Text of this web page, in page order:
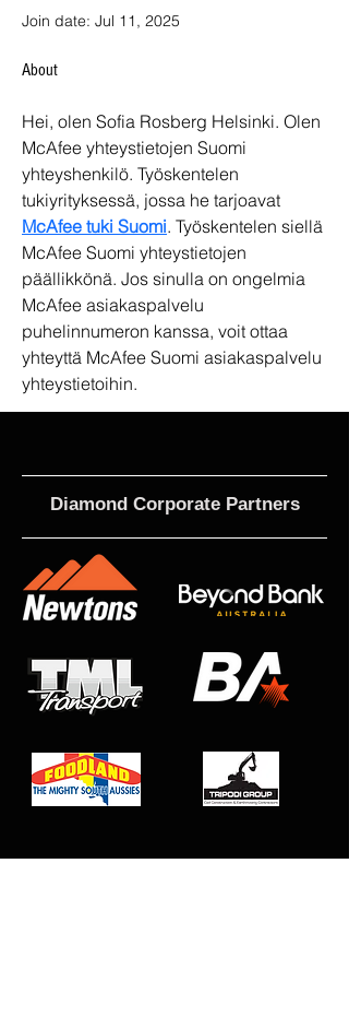
Join date: Jul 11, 2025
About
Hei, olen Sofia Rosberg Helsinki. Olen
McAfee yhteystietojen Suomi
yhteyshenkilö. Työskentelen
tukiyrityksessä, jossa he tarjoavat
McAfee tuki Suomi. Työskentelen siellä
McAfee Suomi yhteystietojen
päällikkönä. Jos sinulla on ongelmia
McAfee asiakaspalvelu
puhelinnumeron kanssa, voit ottaa
yhteyttä McAfee Suomi asiakaspalvelu
yhteystietoihin.
Diamond Corporate Partners